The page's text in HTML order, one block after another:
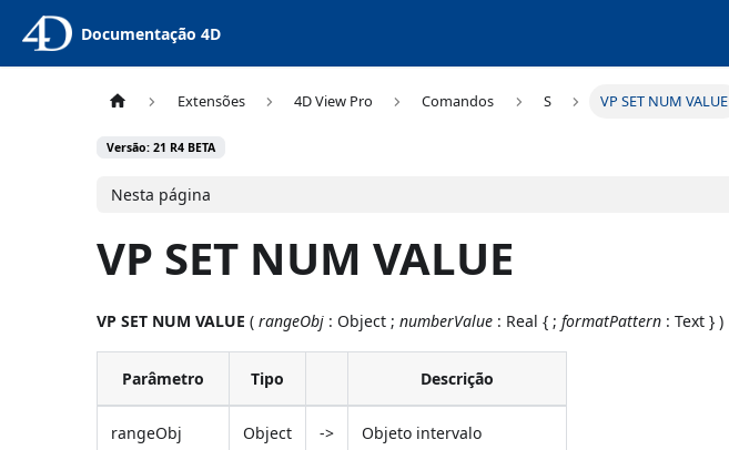
Documentação 4D
Extensões 4D View Pro Comandos S VP SET NUM VALUE
Versão: 21 R4 BETA
Nesta página
VP SET NUM VALUE
VP SET NUM VALUE (rangeObj : Object ;numberValue : Real { ;formatPattern : Text } )
Parâmetro Tipo Descrição
rangeObj Object -> Objeto intervalo